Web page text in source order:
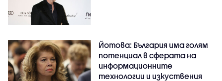
Йотова: България има голям
потенциал в сферата на
информационните
технологии и изкуствения